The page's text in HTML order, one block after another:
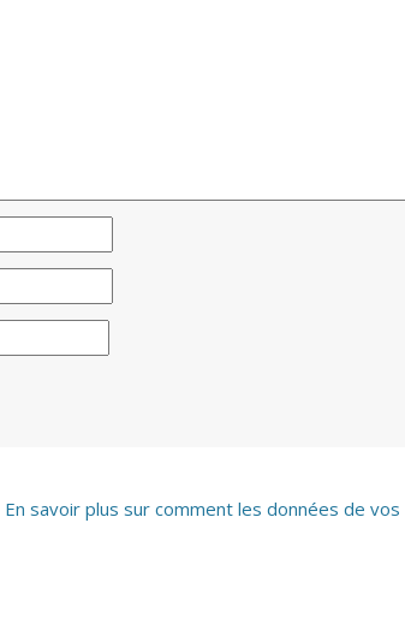
En savoir plus sur comment les données de vos